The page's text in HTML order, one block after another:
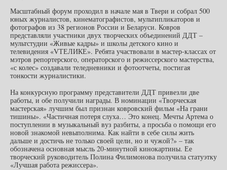
Масштабный форум проходил в начале мая в Твери и собрал 500
юных журналистов, кинематографистов, мультипликаторов и
фотографов из 38 регионов России и Беларуси. Ковров
представляли участники двух творческих объединений ДДТ –
мультстудии «Живые кадры» и школы детского кино и
телевидения «VТЕЛИКЕ». Ребята участвовали в мастер-классах от
мэтров репортерского, операторского и режиссерского мастерства,
«с колес» создавали теледневники и фотоотчеты, постигая
тонкости журналистики.
На конкурсную программу представители ДДТ привезли две
работы, и обе получили награды. В номинации «Творческая
мастерская» лучшим был признан ковровский фильм «На грани
тишины». «Частичная потеря слуха… Это конец. Мечты Артема о
поступлении в музыкальный вуз разбиты, а просьба о помощи его
новой знакомой невыполнима. Как найти в себе силы жить
дальше и достичь не только своей цели, но и чужой?» – так
обозначена основная мысль 20-минутной кинокартины. Ее
творческий руководитель Полина Филимонова получила статуэтку
«Лучшая работа режиссера».